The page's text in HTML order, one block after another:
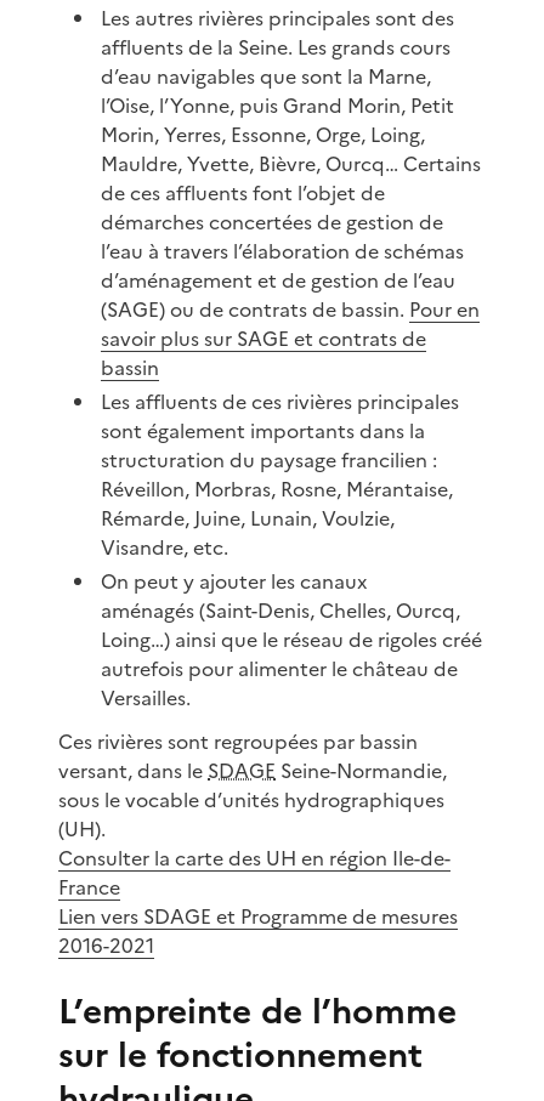
Les autres rivières principales sont des
affluents de la Seine. Les grands cours
d’eau navigables que sont la Marne,
l’Oise, l’Yonne, puis Grand Morin, Petit
Morin, Yerres, Essonne, Orge, Loing,
Mauldre, Yvette, Bièvre, Ourcq… Certains
de ces affluents font l’objet de
démarches concertées de gestion de
l’eau à travers l’élaboration de schémas
d’aménagement et de gestion de l’eau
(SAGE) ou de contrats de bassin. Pour en
savoir plus sur SAGE et contrats de
bassin
Les affluents de ces rivières principales
sont également importants dans la
structuration du paysage francilien :
Réveillon, Morbras, Rosne, Mérantaise,
Rémarde, Juine, Lunain, Voulzie,
Visandre, etc.
On peut y ajouter les canaux
aménagés (Saint-Denis, Chelles, Ourcq,
Loing…) ainsi que le réseau de rigoles créé
autrefois pour alimenter le château de
Versailles.
Ces rivières sont regroupées par bassin
versant, dans le SDAGE Seine-Normandie,
sous le vocable d’unités hydrographiques
(UH).
Consulter la carte des UH en région Ile-de-
France
Lien vers SDAGE et Programme de mesures
2016-2021
L’empreinte de l’homme
sur le fonctionnement